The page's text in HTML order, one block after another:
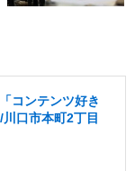
コンテンツ好き
口市本町2丁目